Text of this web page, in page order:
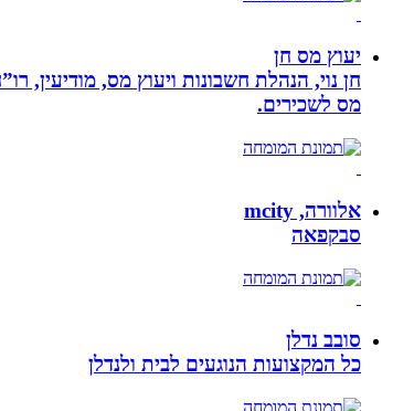
יעוץ מס חן
מס לשכירים.
אלוורה, mcity
סבקפאה
סובב נדלן
כל המקצועות הנוגעים לבית ולנדלן